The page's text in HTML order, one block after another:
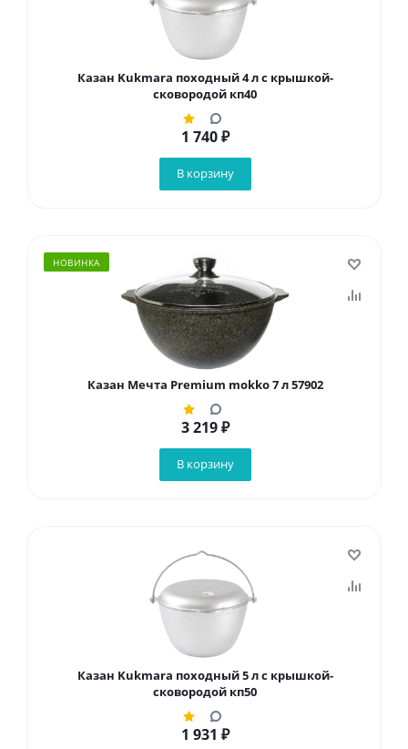
Казан Kukmara походный 4 л с крышкой-
сковородой кп40
1 740₽
В корзину
НОВИНКА
Казан Мечта Premium mokko 7 л 57902
3 219₽
В корзину
Казан Kukmara походный 5 л с крышкой-
сковородой кп50
1 931 ₽